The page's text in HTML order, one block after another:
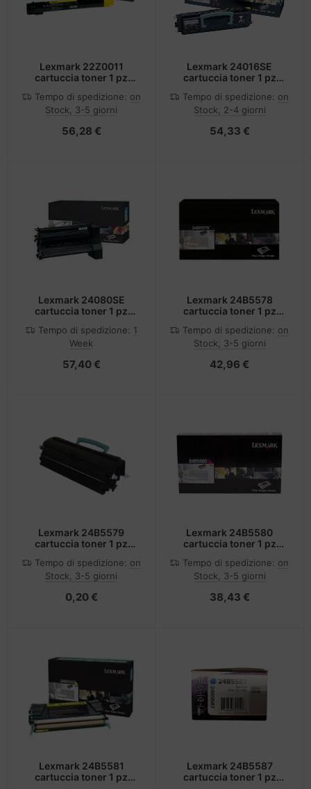
Lexmark 22Z0011
cartuccia toner 1 pz
Tempo di spedizione: on
Stock, 3-5 giorni
56,28 €
Lexmark 24016SE
cartuccia toner 1 pz
Tempo di spedizione: on
Stock, 2-4 giorni
54,33 €
Lexmark 24080SE
cartuccia toner 1 pz
Tempo di spedizione: 1
Week
57,40 €
Lexmark 24B5578
cartuccia toner 1 pz
Tempo di spedizione: on
Stock, 3-5 giorni
42,96 €
Lexmark 24B5579
cartuccia toner 1 pz
Tempo di spedizione: on
Stock, 3-5 giorni
0,20 €
Lexmark 24B5580
cartuccia toner 1 pz
Tempo di spedizione: on
Stock, 3-5 giorni
38,43 €
Lexmark 24B5581
cartuccia toner 1 pz
Lexmark 24B5587
cartuccia toner 1 pz